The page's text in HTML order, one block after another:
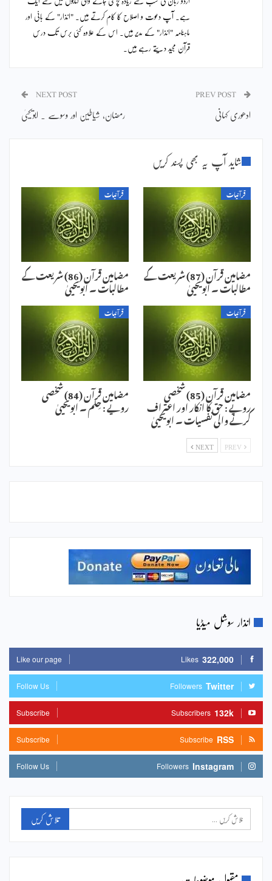
ہے۔ آپ دعوت و اصلاح کا کام کرتے ہیں۔ "انذار" کے بانی اور
ماہنامہ "انذار" کے مدیر ہیں۔ اس کے علاوہ کئی برس تک درس
قرآن مجید دیتے رہے ہیں۔
ادھوری کہانی
NEXT POST
رمضان، شیاطین اور وسوسے ۔ ابویحییٰ
شاید آپ یہ بھی پسند کریں
قرآنیات
مضامین قرآن (87) شریعت کے
مطالبات ۔ ابویحییٰ
قرآنیات
مضامین قرآن (86) شریعت کے
مطالبات ۔ ابویحییٰ
قرآنیات
مضامین قرآن (85) شخصی
رویے : حق کا انکار اور اعتراف
کرنے والی نفسیات ۔ ابویحییٰ
قرآنیات
مضامین قرآن (84) شخصی
رویے : حِلم ۔ ابویحییٰ
NEXT
انذار سوشل میڈیا
322,000
Likes
Like our page
Twitter
Followers
Follow Us
132k
Subscribers
Subscribe
RSS
Subscribe
Subscribe
Instagram
Followers
Follow Us